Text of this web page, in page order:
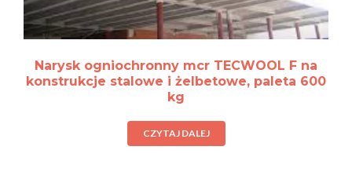
Narysk ogniochronny mcr TECWOOL F na
konstrukcje stalowe i żelbetowe, paleta 600
kg
CZYTAJ DALEJ